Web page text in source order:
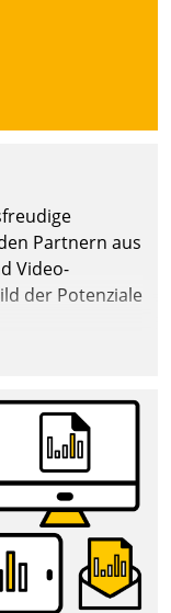
Partnern aus
Video-
der Potenziale